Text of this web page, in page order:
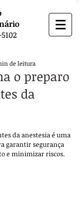
o preparo
da
de leitura
da anestesia é uma
garantir segurança
e minimizar riscos.